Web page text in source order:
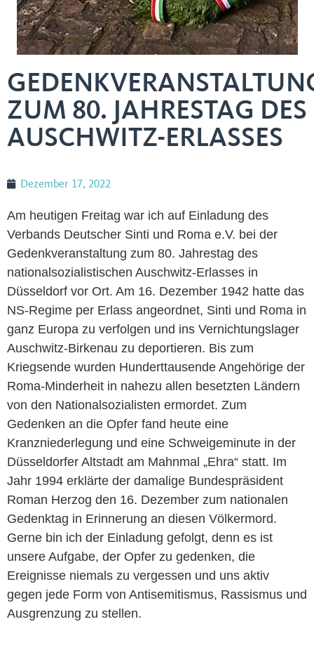
ZUM 80. JAHRESTAG DES
AUSCHWITZ-ERLASSES
Dezember 17, 2022
Am heutigen Freitag war ich auf Einladung des
Verbands Deutscher Sinti und Roma e.V. bei der
Gedenkveranstaltung zum 80. Jahrestag des
nationalsozialistischen Auschwitz-Erlasses in
Düsseldorf vor Ort. Am 16. Dezember 1942 hatte das
NS-Regime per Erlass angeordnet, Sinti und Roma in
ganz Europa zu verfolgen und ins Vernichtungslager
Auschwitz-Birkenau zu deportieren. Bis zum
Kriegsende wurden Hunderttausende Angehörige der
Roma-Minderheit in nahezu allen besetzten Ländern
von den Nationalsozialisten ermordet. Zum
Gedenken an die Opfer fand heute eine
Kranzniederlegung und eine Schweigeminute in der
Düsseldorfer Altstadt am Mahnmal „Ehra“ statt. Im
Jahr 1994 erklärte der damalige Bundespräsident
Roman Herzog den 16. Dezember zum nationalen
Gedenktag in Erinnerung an diesen Völkermord.
Gerne bin ich der Einladung gefolgt, denn es ist
unsere Aufgabe, der Opfer zu gedenken, die
Ereignisse niemals zu vergessen und uns aktiv
gegen jede Form von Antisemitismus, Rassismus und
Ausgrenzung zu stellen.